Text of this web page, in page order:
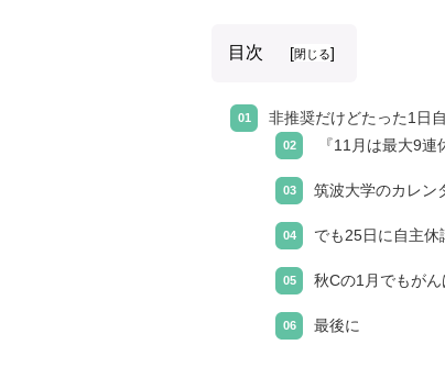
目次 [閉じる]
非推奨だけどたった1日
『11月は最大9連
筑波大学のカレン
でも25日に自主休
秋Cの1月でもがん
最後に